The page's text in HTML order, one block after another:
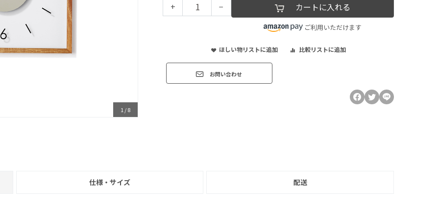
1 /8
+ − カートに入れる
ご利用いただけます
ほしい物リストに追加 比較リストに追加
お問い合わせ
仕様・サイズ 配送